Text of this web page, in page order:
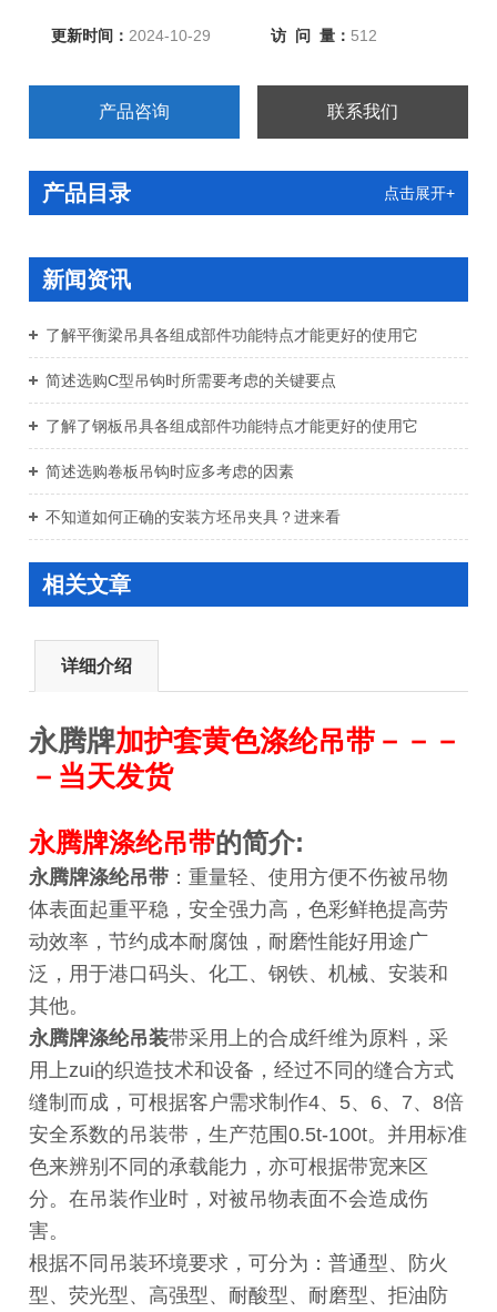
更新时间：2024-10-29 访 问 量： 512
产品咨询 联系我们
产品目录 点击展开+
新闻资讯
了解平衡梁吊具各组成部件功能特点才能更好的使用它
简述选购C型吊钩时所需要考虑的关键要点
了解了钢板吊具各组成部件功能特点才能更好的使用它
简述选购卷板吊钩时应多考虑的因素
不知道如何正确的安装方坯吊夹具？进来看
相关文章
详细介绍
永腾牌加护套黄色涤纶吊带－－－
－当天发货
永腾牌涤纶吊带的简介:
永腾牌涤纶吊带 ：重量轻、使用方便不伤被吊物
体表面起重平稳，安全强力高，色彩鲜艳提高劳
动效率，节约成本耐腐蚀，耐磨性能好用途广
泛，用于港口码头、化工、钢铁、机械、安装和
其他。
永腾牌涤纶吊装带采用上的合成纤维为原料，采
用上zui的织造技术和设备，经过不同的缝合方式
缝制而成，可根据客户需求制作4、5、6、7、8倍
安全系数的吊装带，生产范围0.5t-100t。并用标准
色来辨别不同的承载能力，亦可根据带宽来区
分。在吊装作业时，对被吊物表面不会造成伤
害。
根据不同吊装环境要求，可分为：普通型、防火
型、荧光型、高强型、耐酸型、耐磨型、拒油防